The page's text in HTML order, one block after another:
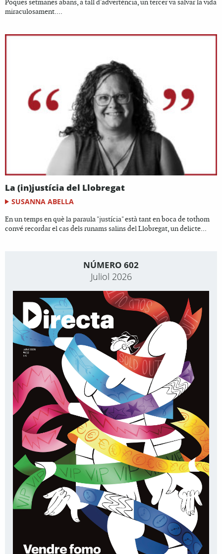
Poques setmanes abans, a tall d'advertència, un tercer va salvar la vida
miraculosament....
La (in)justícia del Llobregat
SUSANNA ABELLA
En un temps en què la paraula "justícia" està tant en boca de tothom
convé recordar el cas dels runams salins del Llobregat, un delicte...
NÚMERO 602
Juliol 2026